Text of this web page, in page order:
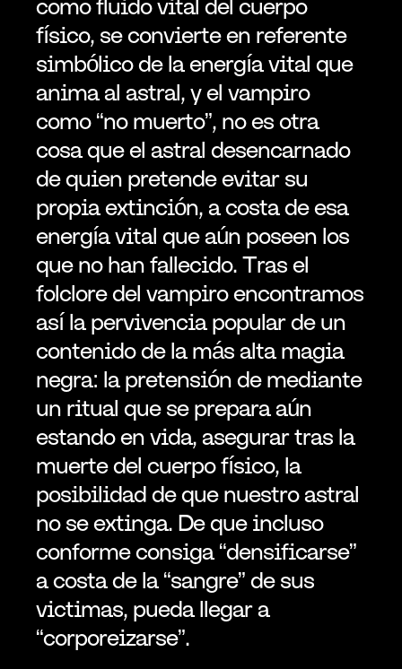
como fluido vital del cuerpo
físico, se convierte en referente
simbólico de la energía vital que
anima al astral, y el vampiro
como “no muerto”, no es otra
cosa que el astral desencarnado
de quien pretende evitar su
propia extinción, a costa de esa
energía vital que aún poseen los
que no han fallecido. Tras el
folclore del vampiro encontramos
así la pervivencia popular de un
contenido de la más alta magia
negra: la pretensión de mediante
un ritual que se prepara aún
estando en vida, asegurar tras la
muerte del cuerpo físico, la
posibilidad de que nuestro astral
no se extinga. De que incluso
conforme consiga “densificarse”
a costa de la “sangre” de sus
victimas, pueda llegar a
“corporeizarse”.